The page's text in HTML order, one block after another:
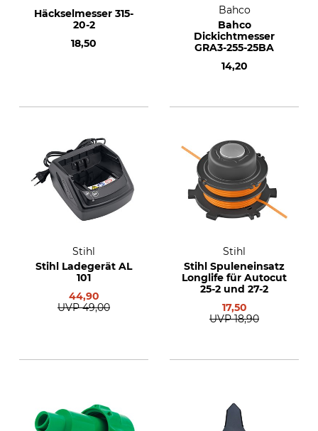
Häckselmesser 315-
20-2
18,50
Bahco
Bahco
Dickichtmesser
GRA3-255-25BA
14,20
Stihl
Stihl Ladegerät AL
101
44,90
UVP 49,00
Stihl
Stihl Spuleneinsatz
Longlife für Autocut
25-2 und 27-2
17,50
UVP 18,90